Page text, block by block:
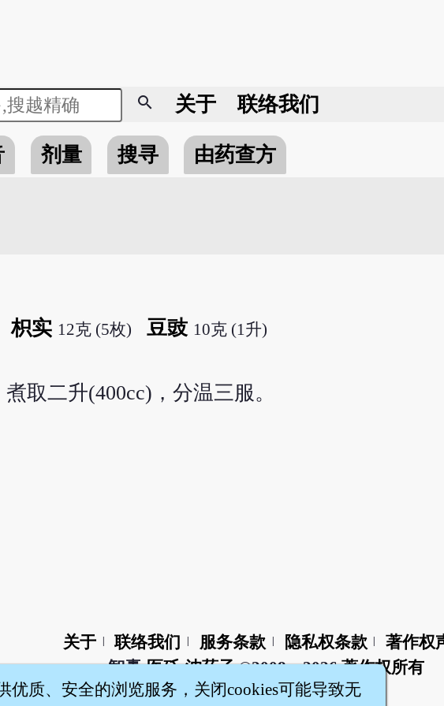
search 关于 联络我们
剂量 搜寻
由药查方
枳实 12克 (5枚) 豆豉 10克 (1升)
取二升(400cc)，分温三服。
关于 联络我们 服务条款 隐私权条款
著作权
智橐·医砭·沈药子©2008～2026著作权所有
优质、安全的浏览服务，关闭cookies可能导致无